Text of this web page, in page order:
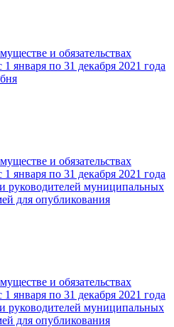
и обязательствах
января по 31 декабря 2021 года
и обязательствах
января по 31 декабря 2021 года
муниципальных
для опубликования
и обязательствах
января по 31 декабря 2021 года
муниципальных
для опубликования